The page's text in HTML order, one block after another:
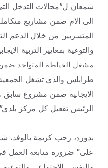
سمعان ل”مجالات التدخل
الى الام ضمن مشاريع
المتسربين من خلال الدعم
والتوعية بمعايير التربية
مشغل الخياطة المتواجد ضمن
طرابلس والذي تشغل
الايجابية ضمن مشروع سابق
الرئيس تفعيل كل مركز
بدوره، رحب كريمة بالوفد،
على” ضرورة متابعة العمل